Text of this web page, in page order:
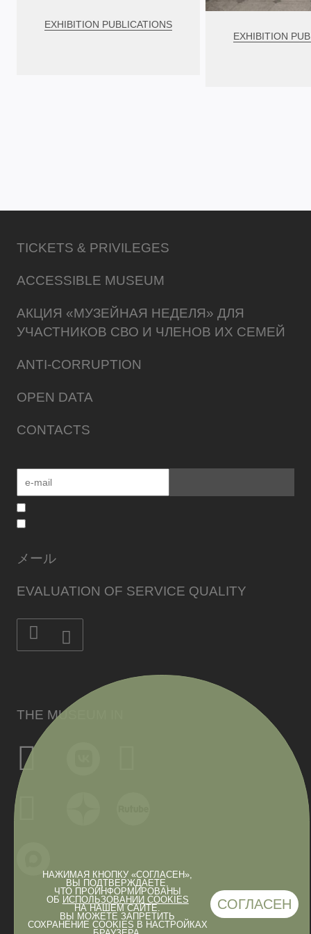
EXHIBITION PUBLICATIONS
EXHIBITION
НАЖИМАЯ КНОПКУ «СОГЛАСЕН»,
ВЫ ПОДТВЕРЖДАЕТЕ,
ЧТО ПРОИНФОРМИРОВАНЫ
ОБ ИСПОЛЬЗОВАНИИ COOKIES
НА НАШЕМ САЙТЕ.
ВЫ МОЖЕТЕ ЗАПРЕТИТЬ
СОХРАНЕНИЕ COOKIES В НАСТРОЙКАХ
СОГЛАСЕН
TICKETS & PRIVILEGES
ACCESSIBLE MUSEUM
АКЦИЯ «МУЗЕЙНАЯ НЕДЕЛЯ» ДЛЯ
УЧАСТНИКОВ СВО И ЧЛЕНОВ ИХ СЕМЕЙ
ANTI-CORRUPTION
OPEN DATA
CONTACTS
THE MUSEUM IN
メール
EVALUATION OF SERVICE QUALITY